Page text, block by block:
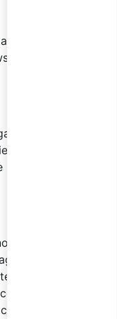
un PC o
a scelta tra:
di Funzione:
(Valido
ha una
i Datori di
HSE e
a vario
dottori
sui